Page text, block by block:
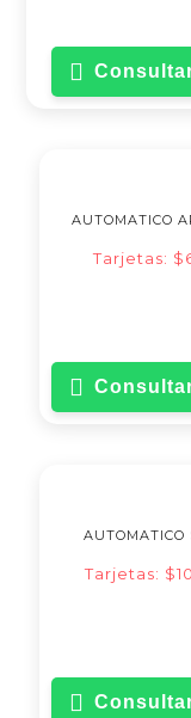
AUTOMATICO
Tarjetas:
Tarjetas: